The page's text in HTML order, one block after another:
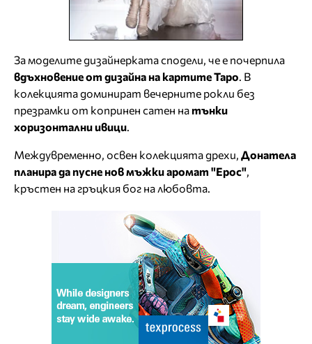
За моделите дизайнерката сподели, че е почерпила
вдъхновение от дизайна на картите Таро. В
колекцията доминират вечерните рокли без
презрамки от копринен сатен на тънки
хоризонтални ивици.
Междувременно, освен колекцията дрехи, Донатела
планира да пусне нов мъжки аромат "Ерос",
кръстен на гръцкия бог на любовта.